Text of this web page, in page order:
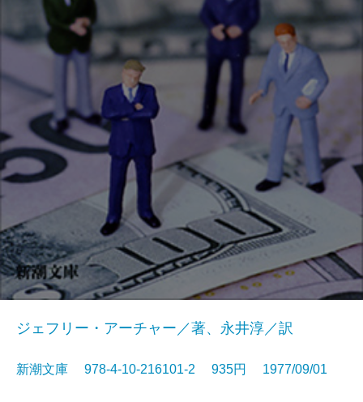
ジェフリー・アーチャー／著、永井淳／訳
新潮文庫 978-4-10-216101-2 935円 1977/09/01